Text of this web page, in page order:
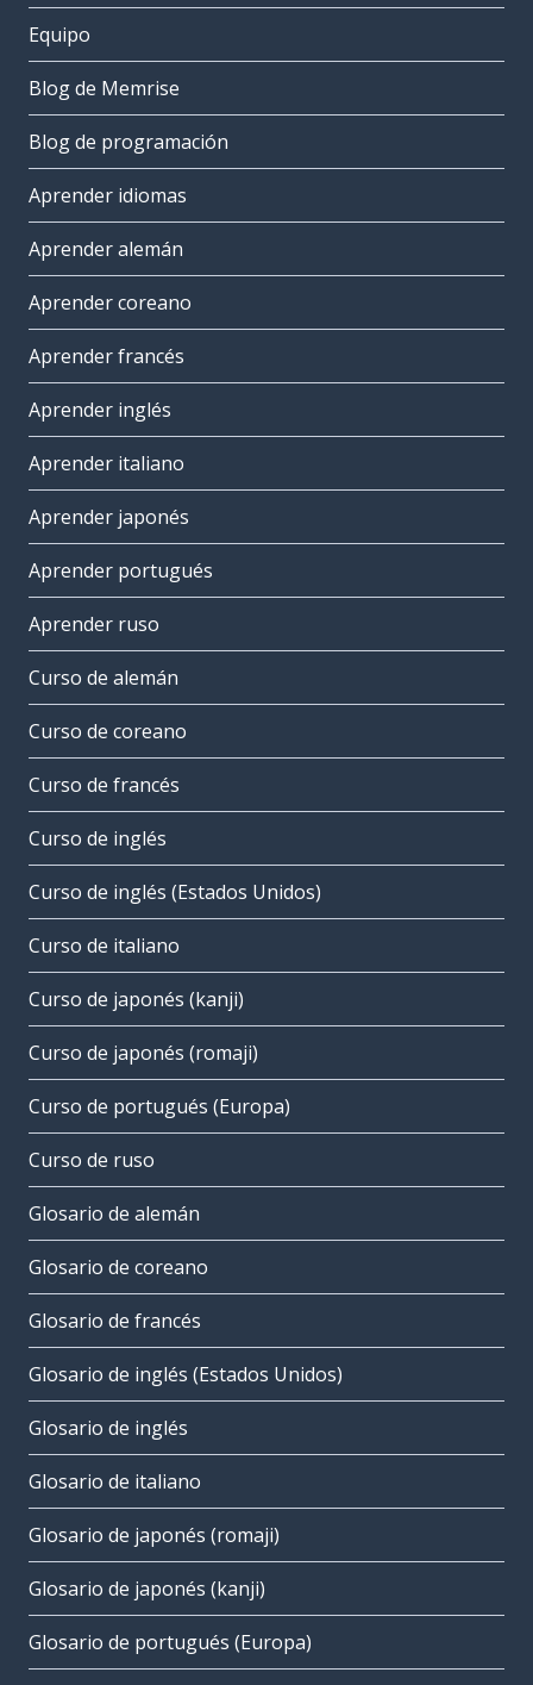
Equipo
Blog de Memrise
Blog de programación
Aprender idiomas
Aprender alemán
Aprender coreano
Aprender francés
Aprender inglés
Aprender italiano
Aprender japonés
Aprender portugués
Aprender ruso
Curso de alemán
Curso de coreano
Curso de francés
Curso de inglés
Curso de inglés (Estados Unidos)
Curso de italiano
Curso de japonés (kanji)
Curso de japonés (romaji)
Curso de portugués (Europa)
Curso de ruso
Glosario de alemán
Glosario de coreano
Glosario de francés
Glosario de inglés (Estados Unidos)
Glosario de inglés
Glosario de italiano
Glosario de japonés (romaji)
Glosario de japonés (kanji)
Glosario de portugués (Europa)